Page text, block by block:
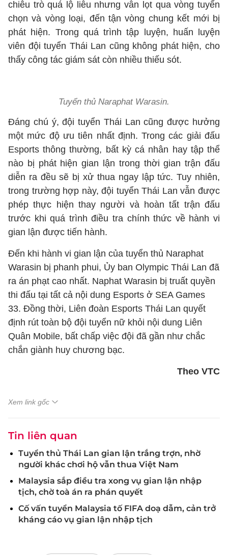
chiêu trò quá lộ liễu nhưng vẫn lọt qua vòng tuyển
chọn và vòng loại, đến tận vòng chung kết mới bị
phát hiện. Trong quá trình tập luyện, huấn luyện
viên đội tuyển Thái Lan cũng không phát hiện, cho
thấy công tác giám sát còn nhiều thiếu sót.
Tuyển thủ Naraphat Warasin.
Đáng chú ý, đội tuyển Thái Lan cũng được hưởng
một mức độ ưu tiên nhất định. Trong các giải đấu
Esports thông thường, bất kỳ cá nhân hay tập thể
nào bị phát hiện gian lận trong thời gian trận đấu
diễn ra đều sẽ bị xử thua ngay lập tức. Tuy nhiên,
trong trường hợp này, đội tuyển Thái Lan vẫn được
phép thực hiện thay người và hoàn tất trận đấu
trước khi quá trình điều tra chính thức về hành vi
gian lận được tiến hành.
Đến khi hành vi gian lận của tuyển thủ Naraphat
Warasin bị phanh phui, Ủy ban Olympic Thái Lan đã
ra án phạt cao nhất. Naphat Warasin bị truất quyền
thi đấu tại tất cả nội dung Esports ở SEA Games
33. Đồng thời, Liên đoàn Esports Thái Lan quyết
định rút toàn bộ đội tuyển nữ khỏi nội dung Liên
Quân Mobile, bất chấp việc đội đã gần như chắc
chắn giành huy chương bạc.
Theo VTC
Xem link gốc
Tin liên quan
Tuyển thủ Thái Lan gian lận trắng trợn, nhờ
người khác chơi hộ vẫn thua Việt Nam
Malaysia sắp điều tra xong vụ gian lận nhập
tịch, chờ toà án ra phán quyết
Cố vấn tuyển Malaysia tố FIFA doạ dẫm, cản trở
kháng cáo vụ gian lận nhập tịch